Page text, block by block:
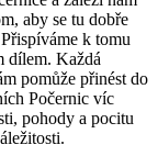
aby se tu dobře
k tomu
dílem. Každá
pomůže přinést do
Počernic víc
pohody a pocitu